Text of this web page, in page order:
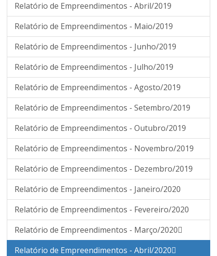
Relatório de Empreendimentos - Abril/2019
Relatório de Empreendimentos - Maio/2019
Relatório de Empreendimentos - Junho/2019
Relatório de Empreendimentos - Julho/2019
Relatório de Empreendimentos - Agosto/2019
Relatório de Empreendimentos - Setembro/2019
Relatório de Empreendimentos - Outubro/2019
Relatório de Empreendimentos - Novembro/2019
Relatório de Empreendimentos - Dezembro/2019
Relatório de Empreendimentos - Janeiro/2020
Relatório de Empreendimentos - Fevereiro/2020
Relatório de Empreendimentos - Março/2020
Relatório de Empreendimentos - Abril/2020